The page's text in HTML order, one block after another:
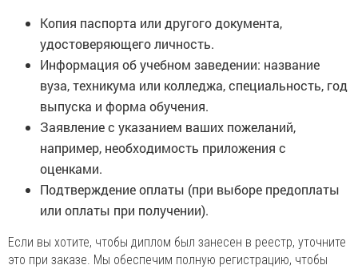
Копия паспорта или другого документа,
удостоверяющего личность.
Информация об учебном заведении: название
вуза, техникума или колледжа, специальность, год
выпуска и форма обучения.
Заявление с указанием ваших пожеланий,
например, необходимость приложения с
оценками.
Подтверждение оплаты (при выборе предоплаты
или оплаты при получении).
Если вы хотите, чтобы диплом был занесен в реестр, уточните
это при заказе. Мы обеспечим полную регистрацию, чтобы